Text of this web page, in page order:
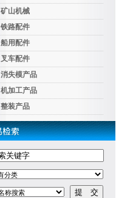
矿山机械
铁路配件
船用配件
叉车配件
消失模产品
机加工产品
整装产品